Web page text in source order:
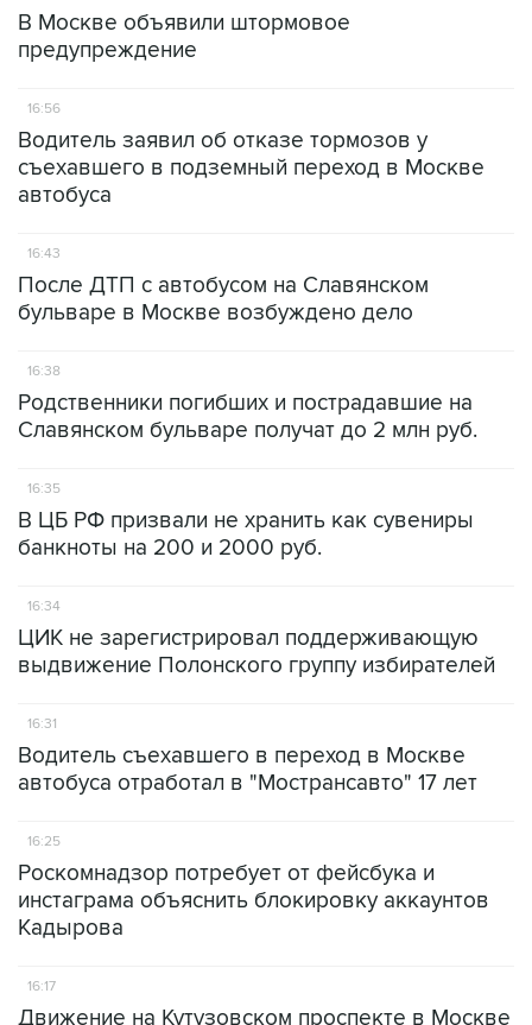
В Москве объявили штормовое
предупреждение
16:56
Водитель заявил об отказе тормозов у
съехавшего в подземный переход в Москве
автобуса
16:43
После ДТП с автобусом на Славянском
бульваре в Москве возбуждено дело
16:38
Родственники погибших и пострадавшие на
Славянском бульваре получат до 2 млн руб.
16:35
В ЦБ РФ призвали не хранить как сувениры
банкноты на 200 и 2000 руб.
16:34
ЦИК не зарегистрировал поддерживающую
выдвижение Полонского группу избирателей
16:31
Водитель съехавшего в переход в Москве
автобуса отработал в "Мострансавто" 17 лет
16:25
Роскомнадзор потребует от фейсбука и
инстаграма объяснить блокировку аккаунтов
Кадырова
16:17
Движение на Кутузовском проспекте в Москве